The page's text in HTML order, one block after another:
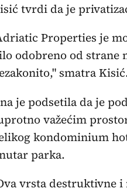
tvrdi da je
Properties je
odobreno od strane
smatra
je podsetila da je
važećim
kondominium
parka.
vrsta destruktivne